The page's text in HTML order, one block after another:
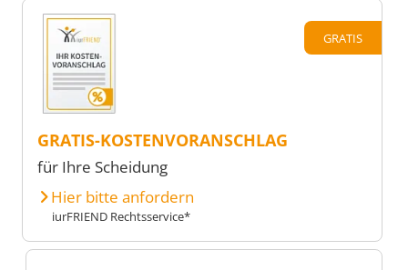
GRATIS
GRATIS-KOSTENVORANSCHLAG
für Ihre Scheidung
Hier bitte anfordern
iurFRIEND Rechtsservice*